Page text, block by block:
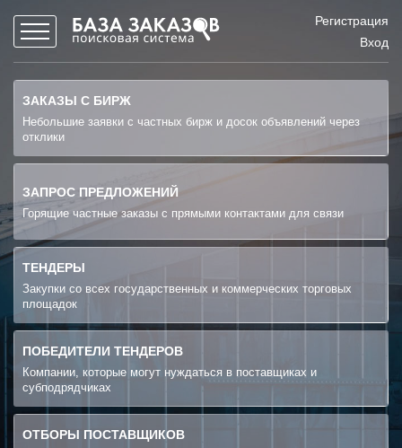
Регистрация
Вход
ЗАКАЗЫ С БИРЖ
Небольшие заявки с частных бирж и досок объявлений через
отклики
ЗАПРОС ПРЕДЛОЖЕНИЙ
Горящие частные заказы с прямыми контактами для связи
ТЕНДЕРЫ
Закупки со всех государственных и коммерческих торговых
площадок
ПОБЕДИТЕЛИ ТЕНДЕРОВ
Компании, которые могут нуждаться в поставщиках и
субподрядчиках
ОТБОРЫ ПОСТАВЩИКОВ